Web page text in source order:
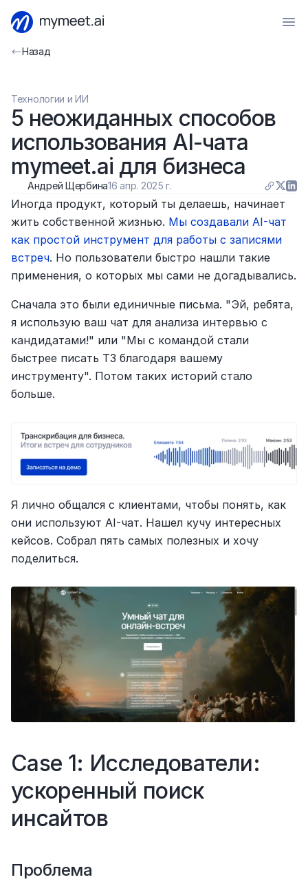
Назад
Технологии и ИИ
5 неожиданных способов
использования AI-чата
mymeet.ai для бизнеса
Андрей Щербина16 апр. 2025 г.
Иногда продукт, который ты делаешь, начинает
жить собственной жизнью. Мы создавали AI-чат
как простой инструмент для работы с записями
встреч. Но пользователи быстро нашли такие
применения, о которых мы сами не догадывались.
Сначала это были единичные письма. "Эй, ребята,
я использую ваш чат для анализа интервью с
кандидатами!" или "Мы с командой стали
быстрее писать ТЗ благодаря вашему
инструменту". Потом таких историй стало
больше.
Я лично общался с клиентами, чтобы понять, как
они используют AI-чат. Нашел кучу интересных
кейсов. Собрал пять самых полезных и хочу
поделиться.
Case 1: Исследователи:
ускоренный поиск
инсайтов
Проблема